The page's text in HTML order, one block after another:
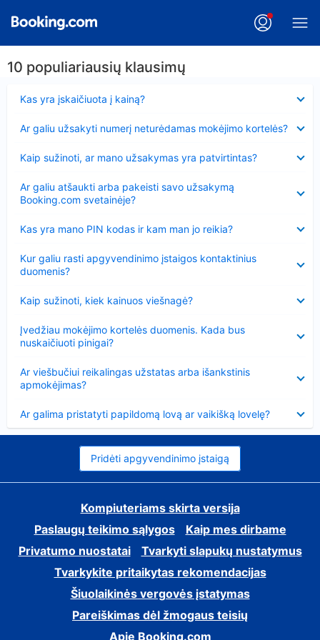
10 populiariausių klausimų
Kas yra įskaičiuota į kainą?
Ar galiu užsakyti numerį neturėdamas mokėjimo kortelės?
Kaip sužinoti, ar mano užsakymas yra patvirtintas?
Ar galiu atšaukti arba pakeisti savo užsakymą
Booking.com svetainėje?
Kas yra mano PIN kodas ir kam man jo reikia?
Kur galiu rasti apgyvendinimo įstaigos kontaktinius
duomenis?
Kaip sužinoti, kiek kainuos viešnagė?
Įvedžiau mokėjimo kortelės duomenis. Kada bus
nuskaičiuoti pinigai?
Ar viešbučiui reikalingas užstatas arba išankstinis
apmokėjimas?
Ar galima pristatyti papildomą lovą ar vaikišką lovelę?
Pridėti apgyvendinimo įstaigą
Kompiuteriams skirta versija
Paslaugų teikimo sąlygos
Kaip mes dirbame
Privatumo nuostatai
Tvarkyti slapukų nustatymus
Tvarkykite pritaikytas rekomendacijas
Šiuolaikinės vergovės įstatymas
Pareiškimas dėl žmogaus teisių
Apie Booking.com